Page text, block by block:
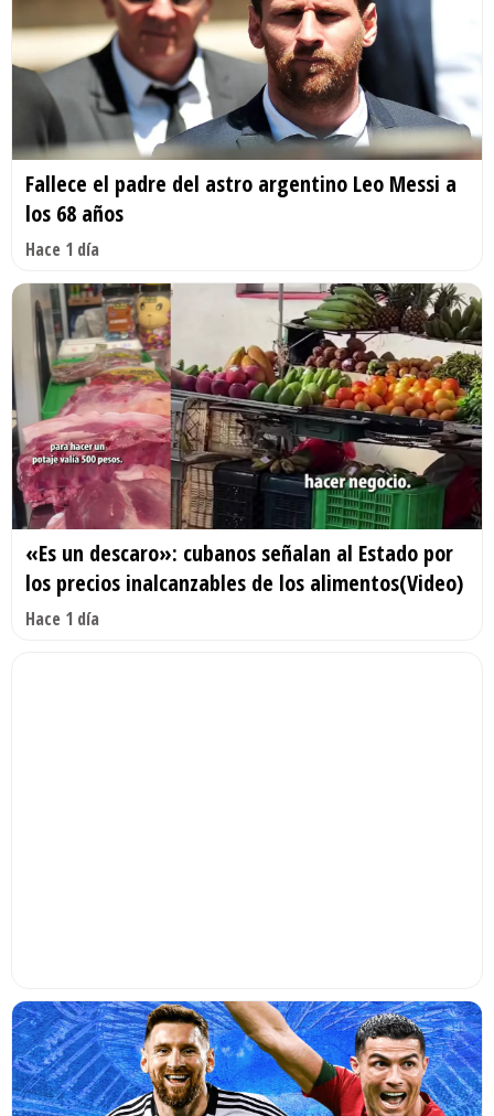
Fallece el padre del astro argentino Leo Messi a
los 68 años
Hace 1 día
«Es un descaro»: cubanos señalan al Estado por
los precios inalcanzables de los alimentos(Video)
Hace 1 día